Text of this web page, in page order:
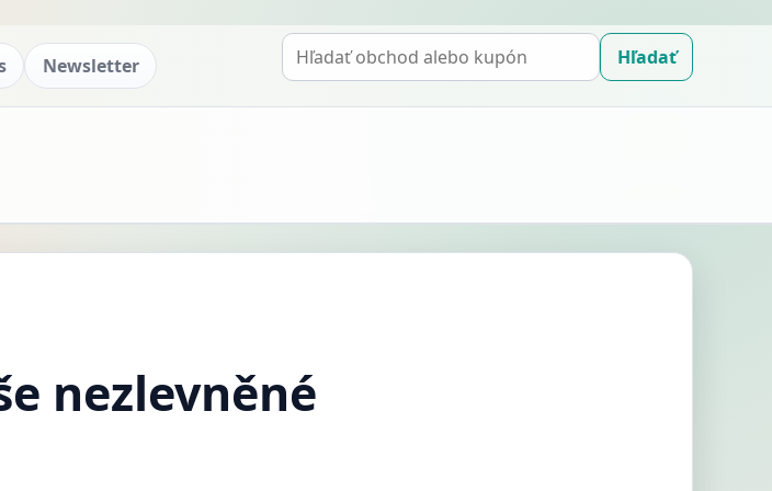
Newsletter
Hľadať
Hľadať
nezlevněné